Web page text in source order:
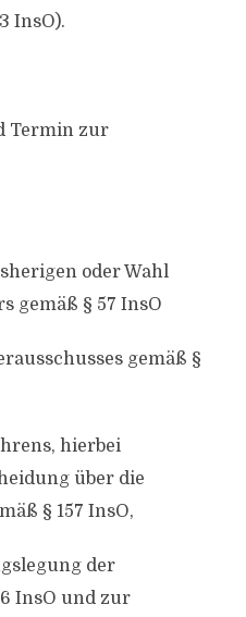
InsO).
Termin zur
oder Wahl
gemäß § 57 InsO
gemäß §
hierbei
über die
§ 157 InsO,
der
InsO und zur